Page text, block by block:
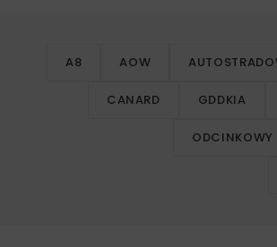
A8 AOW
CANARD GDDKIA
ODCINKOWY